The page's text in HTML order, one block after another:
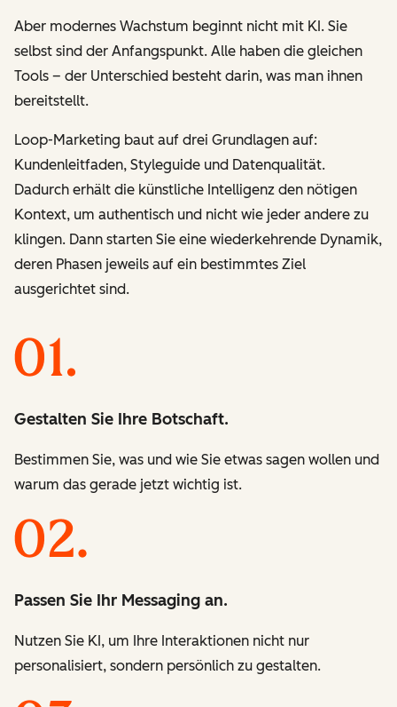
Aber modernes Wachstum beginnt nicht mit KI. Sie
selbst sind der Anfangspunkt. Alle haben die gleichen
Tools – der Unterschied besteht darin, was man ihnen
bereitstellt.
Loop-Marketing baut auf drei Grundlagen auf:
Kundenleitfaden, Styleguide und Datenqualität.
Dadurch erhält die künstliche Intelligenz den nötigen
Kontext, um authentisch und nicht wie jeder andere zu
klingen. Dann starten Sie eine wiederkehrende Dynamik,
deren Phasen jeweils auf ein bestimmtes Ziel
ausgerichtet sind.
Gestalten Sie Ihre Botschaft.
Bestimmen Sie, was und wie Sie etwas sagen wollen und
warum das gerade jetzt wichtig ist.
Passen Sie Ihr Messaging an.
Nutzen Sie KI, um Ihre Interaktionen nicht nur
personalisiert, sondern persönlich zu gestalten.